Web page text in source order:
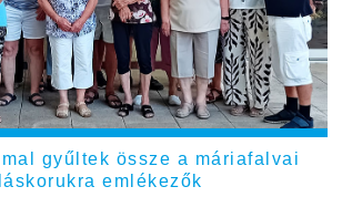
gyűltek össze a máriafalvai
emlékezők